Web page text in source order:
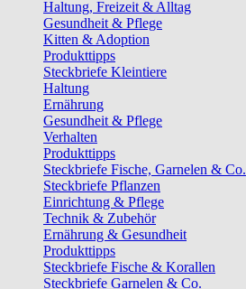
Haltung, Freizeit & Alltag
Gesundheit & Pflege
Kitten & Adoption
Produkttipps
Steckbriefe Kleintiere
Haltung
Ernährung
Gesundheit & Pflege
Verhalten
Produkttipps
Steckbriefe Fische, Garnelen & Co.
Steckbriefe Pflanzen
Einrichtung & Pflege
Technik & Zubehör
Ernährung & Gesundheit
Produkttipps
Steckbriefe Fische & Korallen
Steckbriefe Garnelen & Co.